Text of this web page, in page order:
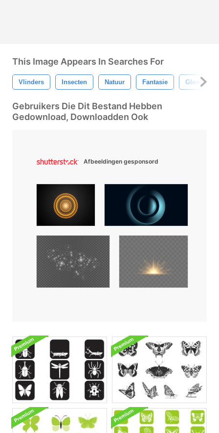
This Image Appears In Searches For
Vlinders Insecten Natuur Fantasie Gloed
Gebruikers Die Dit Bestand Hebben
Gedownload, Downloadden Ook
Afbeeldingen gesponsord